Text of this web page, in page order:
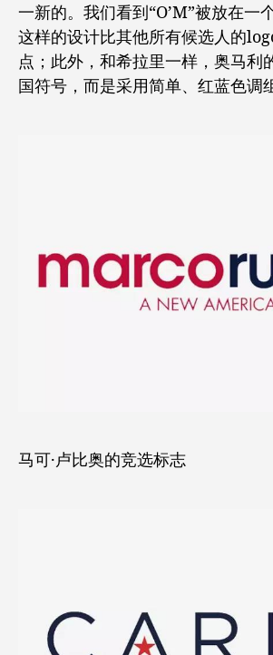
一新的。我们看到“O’M”被放在一
这样的设计比其他所有候选人的
点；此外，和希拉里一样，奥马利
国符号，而是采用简单、红蓝色调
马可·卢比奥的竞选标志